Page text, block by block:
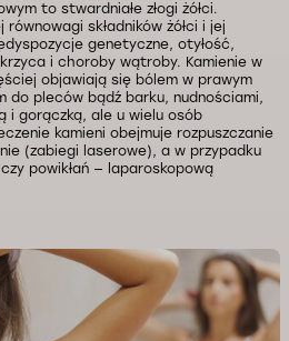
to stwardniałe złogi żółci.
składników żółci i jej
genetyczne, otyłość,
i choroby wątroby. Kamienie w
objawiają się bólem w prawym
do pleców bądź barku, nudnościami,
i gorączką, ale u wielu osób
kamieni obejmuje rozpuszczanie
(zabiegi laserowe), a w przypadku
powikłań — laparoskopową